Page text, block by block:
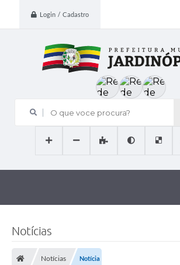
Login / Cadastro
O que voce procura?
Notícias
Notícias Notícia